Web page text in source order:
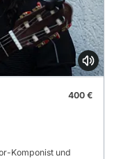
400 €
Komponist und